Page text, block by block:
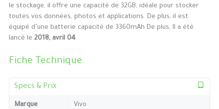
le stockage, il offre une capacité de 32GB, idéale pour stocker
toutes vos données, photos et applications. De plus, il est
équipé d’une batterie capacité de 3360mAh De plus, Il a été
lancé le 2018, avril 04
Fiche Technique
Specs & Prix
Marque Vivo